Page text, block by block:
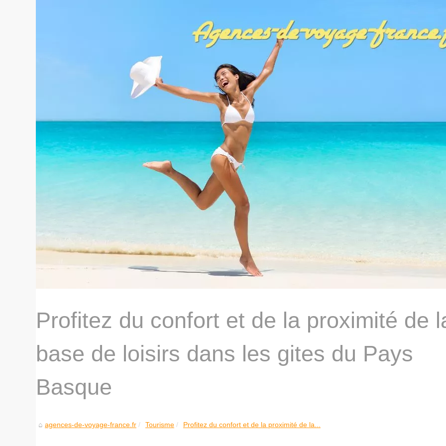
Profitez du confort et de la proximité de
base de loisirs dans les gites du Pays
Basque
agences-de-voyage-france.fr Tourisme Profitez du confort et de la proximité de la...